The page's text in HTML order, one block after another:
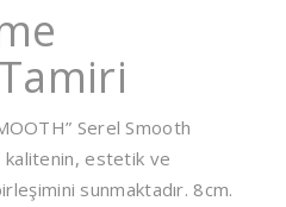
Serel Smooth
estetik ve
sunmaktadır. 8cm.